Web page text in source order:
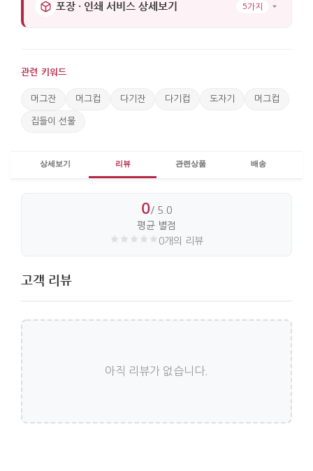
포장 · 인쇄 서비스 상세보기 5가지
관련 키워드
머그잔 머그컵 다기잔 다기컵 도자기 머그컵
집들이 선물
상세보기 리뷰 관련상품 배송
0/ 5.0
평균 별점
0개의 리뷰
고객 리뷰
아직 리뷰가 없습니다.